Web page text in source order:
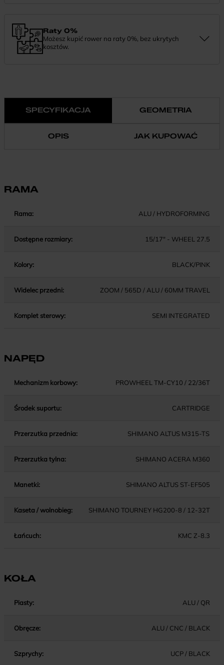
Raty 0%
Możesz kupić rower na raty 0%, bez ukrytych
kosztów.
SPECYFIKACJA GEOMETRIA
OPIS JAK KUPOWAĆ
RAMA
Rama: ALU / HYDROFORMING
Dostępne rozmiary: 15/17" - WHEEL 27.5
Kolory: BLACK/PINK
Widelec przedni: ZOOM / 565D / ALU / 60MM TRAVEL
Komplet sterowy: SEMI INTEGRATED
NAPĘD
Mechanizm korbowy: PROWHEEL TM-CY10 / 22/36T
Środek suportu: CARTRIDGE
Przerzutka przednia: SHIMANO ALTUS M315-TS
Przerzutka tylna: SHIMANO ACERA M360
Manetki: SHIMANO ALTUS ST-EF505
Kaseta / wolnobieg: SHIMANO TOURNEY HG200-8 / 12-32T
Łańcuch: KMC Z-8.3
KOŁA
Piasty: ALU / QR
Obręcze: ALU / CNC / BLACK
Szprychy: UCP / BLACK